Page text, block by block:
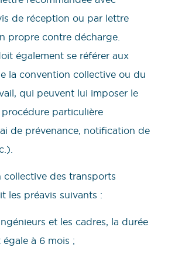
de réception ou par lettre
propre contre décharge.
également se référer aux
la convention collective ou du
qui peuvent lui imposer le
procédure particulière
de prévenance, notification de
collective des transports
les préavis suivants :
et les cadres, la durée
à 6 mois ;